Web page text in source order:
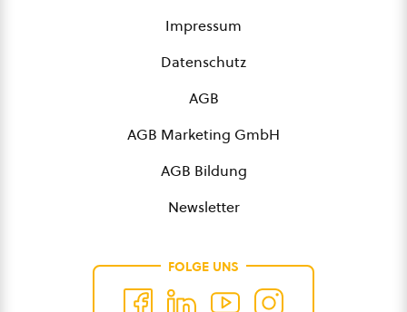
Impressum
Datenschutz
AGB
AGB Marketing GmbH
AGB Bildung
Newsletter
FOLGE UNS